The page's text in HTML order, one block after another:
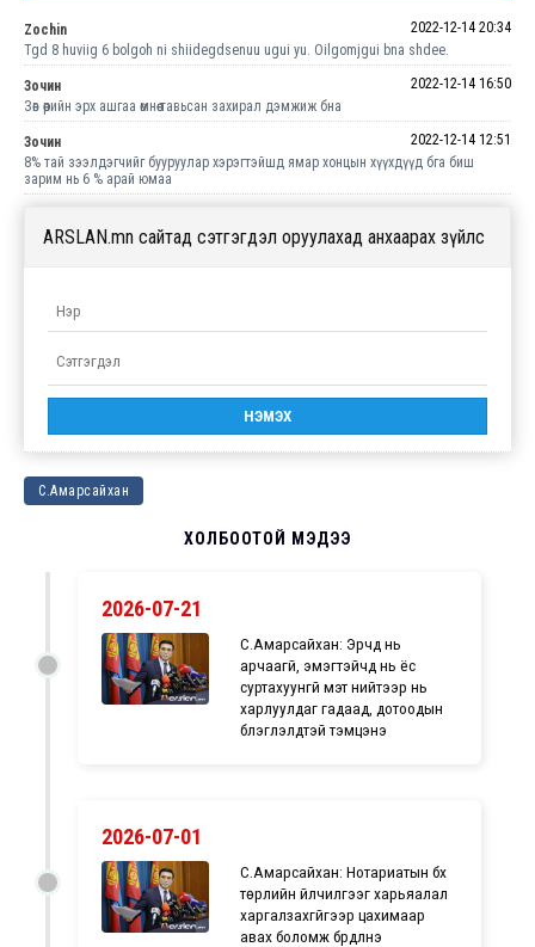
Zochin
2022-12-14 20:34
Tgd 8 huviig 6 bolgoh ni shiidegdsenuu ugui yu. Oilgomjgui bna shdee.
Зочин
2022-12-14 16:50
Зөв өөрийн эрх ашгаа өмнөө тавьсан захирал дэмжиж бна
Зочин
2022-12-14 12:51
8% тай зээлдэгчийг бууруулар хэрэгтэйшд ямар хонцын хүүхдүүд бга биш
зарим нь 6 % арай юмаа
ARSLAN.mn сайтад сэтгэгдэл оруулахад анхаарах зүйлс
С.Амарсайхан
ХОЛБООТОЙ МЭДЭЭ
2026-07-21
С.Амарсайхан: Эрчүүд нь
арчаагүй, эмэгтэйчүүд нь ёс
суртахуунгүй мэт нийтээр нь
харлуулдаг гадаад, дотоодын
бүлэглэлүүдтэй тэмцэнэ
2026-07-01
С.Амарсайхан: Нотариатын бүх
төрлийн үйлчилгээг харьяалал
харгалзахгүйгээр цахимаар
авах боломж бүрдүүлнэ